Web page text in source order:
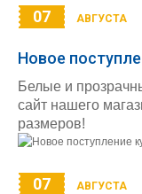
07 АВГУСТА
Новое
Белые и
сайт нашего
размеров!
07 АВГУСТА